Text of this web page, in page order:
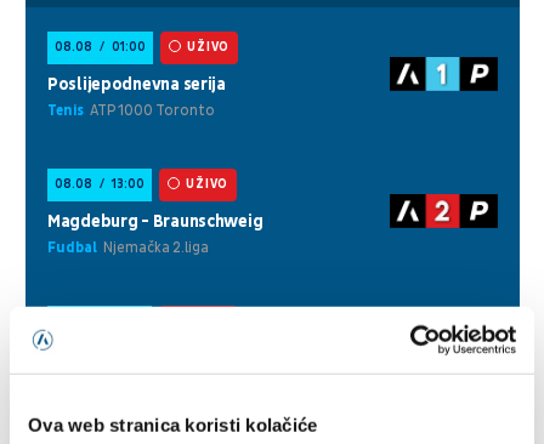
Ova web stranica koristi kolačiće